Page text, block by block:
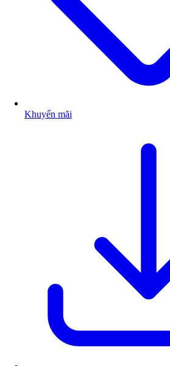
Khuyến mãi